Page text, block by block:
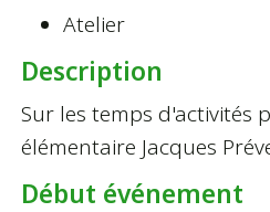
Atelier
Description
Sur les temps d'activités
élémentaire Jacques
Début événement